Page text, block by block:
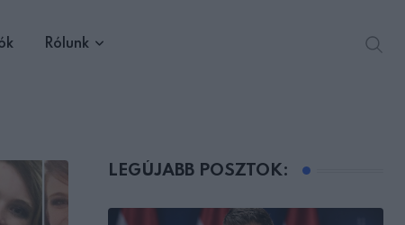
Rólunk
LEGÚJABB POSZTOK: